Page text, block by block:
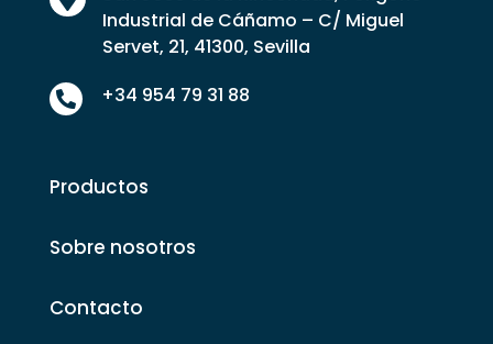
Industrial de Cáñamo – C/ Miguel
Servet, 21, 41300, Sevilla
 +34 954 79 31 88
Productos
Sobre nosotros
Contacto